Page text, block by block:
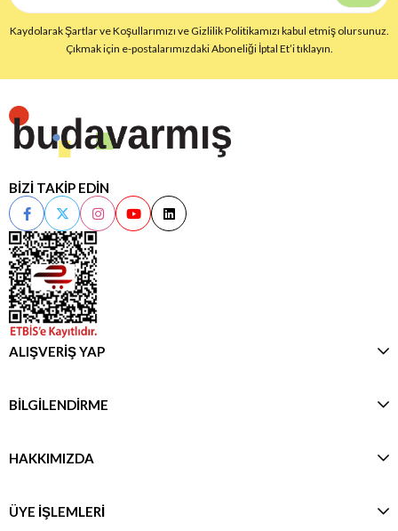
Kaydolarak Şartlar ve Koşullarımızı ve Gizlilik Politikamızı kabul etmiş olursunuz.
Çıkmak için e-postalarımızdaki Aboneliği İptal Et’i tıklayın.
BİZİ TAKİP EDİN
ALIŞVERİŞ YAP
BİLGİLENDİRME
HAKKIMIZDA
ÜYE İŞLEMLERİ